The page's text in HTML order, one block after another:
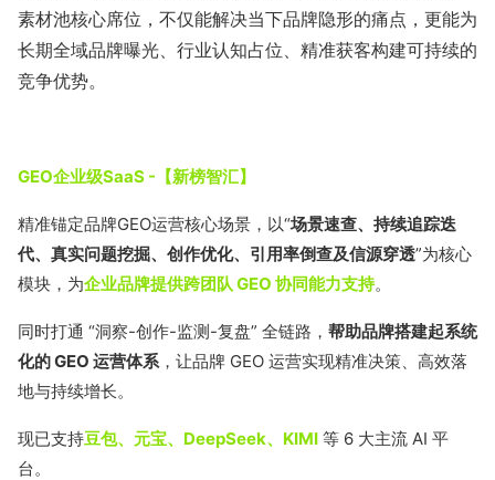
素材池核心席位，不仅能解决当下品牌隐形的痛点，更能为
长期全域品牌曝光、行业认知占位、精准获客构建可持续的
竞争优势。
GEO企业级SaaS -【新榜智汇】
精准锚定品牌GEO运营核心场景，以“场景速查、持续追踪迭
代、真实问题挖掘、创作优化、引用率倒查及信源穿透”为核心
模块，为企业品牌提供跨团队 GEO 协同能力支持。
同时打通 “洞察-创作-监测-复盘” 全链路， 帮助品牌搭建起系统
化的 GEO 运营体系，让品牌 GEO 运营实现精准决策、高效落
地与持续增长。
现已支持豆包、元宝、DeepSeek、KIMI 等 6 大主流 AI 平
台。